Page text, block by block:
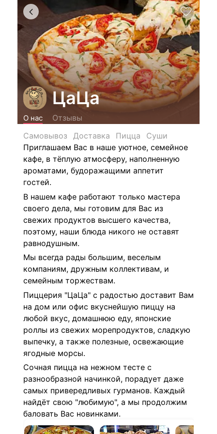
ЦаЦа
О нас
Отзывы
Самовывоз
Доставка Пицца
Суши
Приглашаем Вас в наше уютное, семейное
кафе, в тёплую атмосферу, наполненную
ароматами, будоражащими аппетит
гостей.
В нашем кафе работают только мастера
своего дела, мы готовим для Вас из
свежих продуктов высшего качества,
поэтому, наши блюда никого не оставят
равнодушным.
Мы всегда рады большим, веселым
компаниям, дружным коллективам, и
семейным торжествам.
Пиццерия "ЦаЦа" с радостью доставит Вам
на дом или офис вкуснейшую пиццу на
любой вкус, домашнюю еду, японские
роллы из свежих морепродуктов, сладкую
выпечку, а также полезные, освежающие
ягодные морсы.
Сочная пицца на нежном тесте с
разнообразной начинкой, порадует даже
самых привередливых гурманов. Каждый
найдёт свою "любимую", а мы продолжим
баловать Вас новинками.